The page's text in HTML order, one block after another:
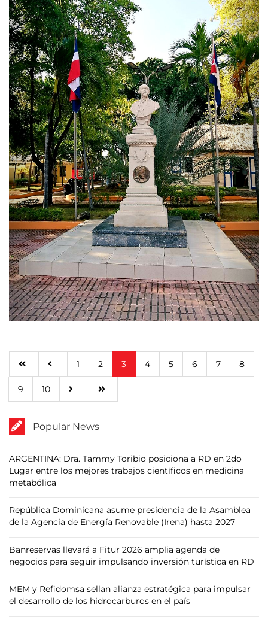
1 2 3 4 5 6 7 8
9 10
Popular News
ARGENTINA: Dra. Tammy Toribio posiciona a RD en 2do
Lugar entre los mejores trabajos científicos en medicina
metabólica
República Dominicana asume presidencia de la Asamblea
de la Agencia de Energía Renovable (Irena) hasta 2027
Banreservas llevará a Fitur 2026 amplia agenda de
negocios para seguir impulsando inversión turística en RD
MEM y Refidomsa sellan alianza estratégica para impulsar
el desarrollo de los hidrocarburos en el país